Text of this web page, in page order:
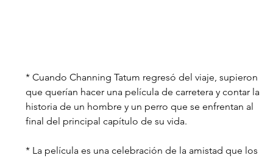
* Cuando Channing Tatum regresó del viaje, supieron
que querían hacer una película de carretera y contar la
historia de un hombre y un perro que se enfrentan al
final del principal capítulo de su vida.
* La película es una celebración de la amistad que los